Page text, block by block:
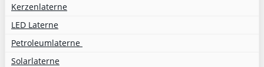
Kerzenlaterne
LED Laterne
Petroleumlaterne
Solarlaterne